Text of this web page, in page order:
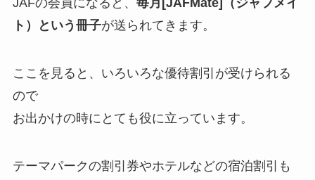
JAFの会員になると、 毎月[JAFMate]（ジャフメイ
ト）という冊子が送られてきます。
ここを見ると、 いろいろな優待割引が受けられる
ので
お出かけの時にとても役に立っています。
テーマパークの割引券やホテルなどの宿泊割引も